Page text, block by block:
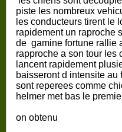
piste les nombreux
les conducteurs tirent le
rapidement un raproche
de gamine fortune rallie
rapproche a son tour les
lancent rapidement
baisseront d intensite
sont reperees comme
helmer met bas le
on obtenu